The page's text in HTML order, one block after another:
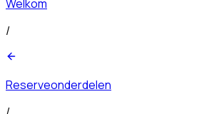
Welkom
/
Reserveonderdelen